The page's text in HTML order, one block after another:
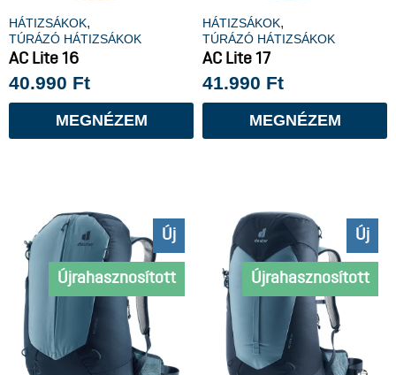
HÁTIZSÁKOK,
TÚRÁZÓ HÁTIZSÁKOK
AC Lite 16
40.990 Ft
MEGNÉZEM
HÁTIZSÁKOK,
TÚRÁZÓ HÁTIZSÁKOK
AC Lite 17
41.990 Ft
MEGNÉZEM
Új
Újrahasznosított
Új
Újrahasznosított